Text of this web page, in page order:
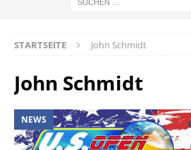
STARTSEITE John Schmidt
John Schmidt
NEWS